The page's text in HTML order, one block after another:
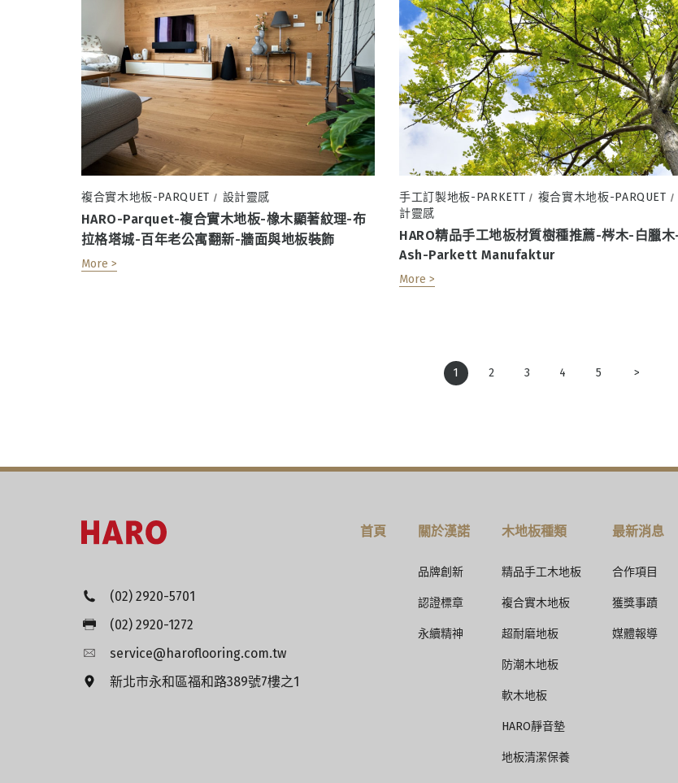
複合實木地板-PARQUET / 設計靈感
HARO-Parquet-複合實木地板-橡木顯著紋理-布
拉格塔城-百年老公寓翻新-牆面與地板裝飾
More >
手工訂製地板-PARKETT / 複合實木地板-PARQUET /
計靈感
HARO精品手工地板材質樹種推薦-梣木-白臘木
Ash-Parkett Manufaktur
More >
1 2 3 4 5 >
(02) 2920-5701
(02) 2920-1272
service@haroflooring.com.tw
新北市永和區福和路389號7樓之1
首頁 關於漢諾
品牌創新
認證標章
永續精神
木地板種類
精品手工木地板
複合實木地板
超耐磨地板
防潮木地板
軟木地板
HARO靜音墊
地板清潔保養
最新消息
合作項目
獲獎事蹟
媒體報導